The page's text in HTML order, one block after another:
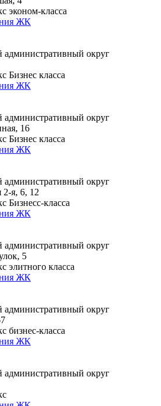
эконом-класса
ЖК
административный округ
Бизнес класса
ЖК
административный округ
16
Бизнес класса
ЖК
административный округ
2-я, 6, 12
Бизнесс-класса
ЖК
административный округ
5
элитного класса
ЖК
административный округ
бизнес-класса
ЖК
административный округ